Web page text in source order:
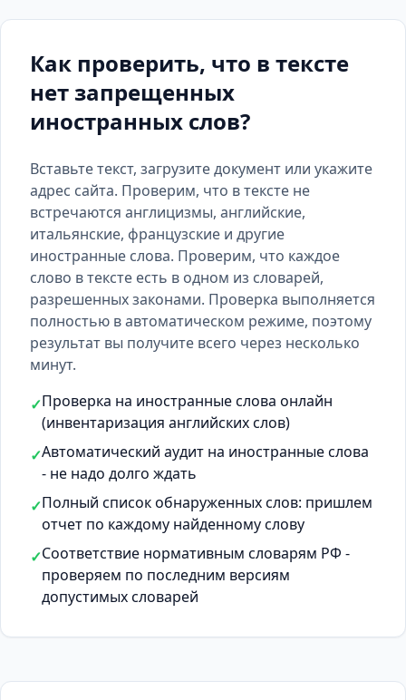
Как проверить, что в тексте
нет запрещенных
иностранных слов?
Вставьте текст, загрузите документ или укажите
адрес сайта. Проверим, что в тексте не
встречаются англицизмы, английские,
итальянские, французские и другие
иностранные слова. Проверим, что каждое
слово в тексте есть в одном из словарей,
разрешенных законами. Проверка выполняется
полностью в автоматическом режиме, поэтому
результат вы получите всего через несколько
минут.
✓Проверка на иностранные слова онлайн
(инвентаризация английских слов)
✓Автоматический аудит на иностранные слова
- не надо долго ждать
✓Полный список обнаруженных слов: пришлем
отчет по каждому найденному слову
✓Соответствие нормативным словарям РФ -
проверяем по последним версиям
допустимых словарей